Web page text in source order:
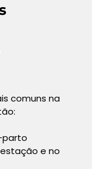
comuns na
parto
e no